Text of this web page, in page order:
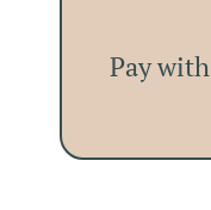
Pay with